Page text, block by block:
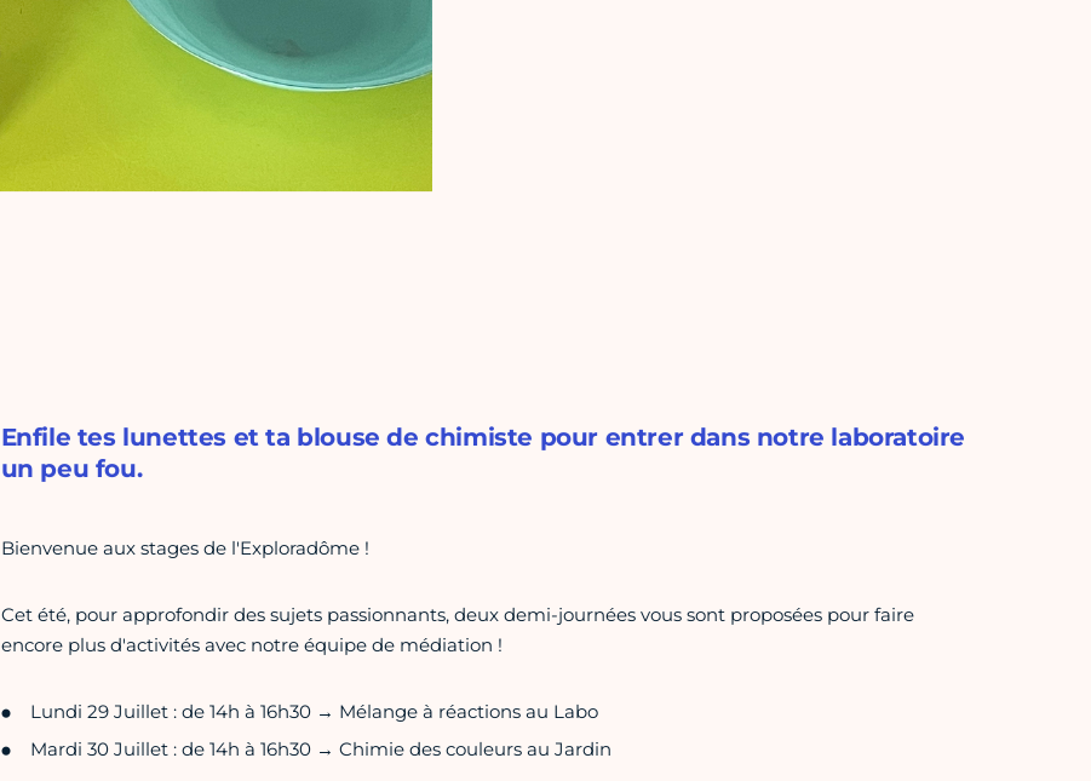
Enfile tes lunettes et ta blouse de chimiste pour entrer dans notre laboratoire
un peu fou.
Bienvenue aux stages de l'Exploradôme !
Cet été, pour approfondir des sujets passionnants, deux demi-journées vous sont proposées pour faire
encore plus d'activités avec notre équipe de médiation !
Lundi 29 Juillet : de 14h à 16h30 → Mélange à réactions au Labo
Mardi 30 Juillet : de 14h à 16h30 → Chimie des couleurs au Jardin